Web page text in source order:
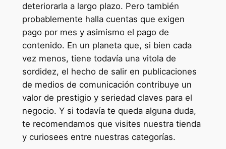
deteriorarla a largo plazo. Pero también
probablemente halla cuentas que exigen
pago por mes y asimismo el pago de
contenido. En un planeta que, si bien cada
vez menos, tiene todavía una vitola de
sordidez, el hecho de salir en publicaciones
de medios de comunicación contribuye un
valor de prestigio y seriedad claves para el
negocio. Y si todavía te queda alguna duda,
te recomendamos que visites nuestra tienda
y curiosees entre nuestras categorías.